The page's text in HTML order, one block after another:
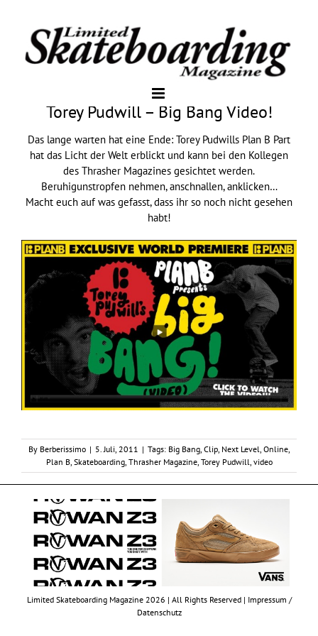
Torey Pudwill – Big Bang Video!
Das lange warten hat eine Ende: Torey Pudwills Plan B Part
hat das Licht der Welt erblickt und kann bei den Kollegen
des Thrasher Magazines gesichtet werden.
Beruhigunstropfen nehmen, anschnallen, anklicken…
Macht euch auf was gefasst, dass ihr so noch nicht gesehen
habt!
By Berberissimo | 5. Juli, 2011 | Tags: Big Bang, Clip, Next Level, Online,
Plan B, Skateboarding, Thrasher Magazine, Torey Pudwill, video
Limited Skateboarding Magazine 2026 | All Rights Reserved | Impressum /
Datenschutz